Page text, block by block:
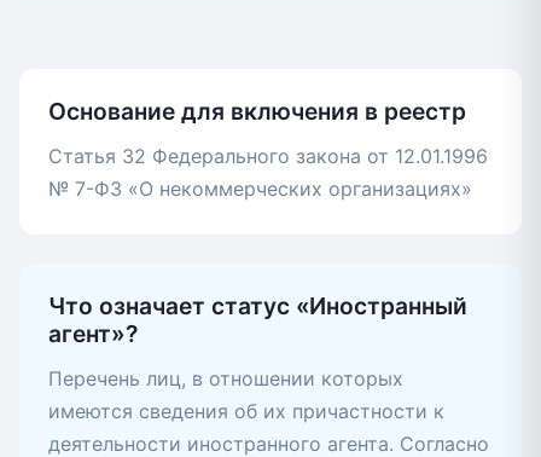
Основание для включения в реестр
Статья 32 Федерального закона от 12.01.1996
№ 7-ФЗ «О некоммерческих организациях»
Что означает статус «Иностранный
агент»?
Перечень лиц, в отношении которых
имеются сведения об их причастности к
деятельности иностранного агента. Согласно